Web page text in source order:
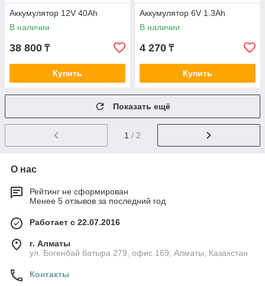
Аккумулятор 12V 40Ah
В наличии
38 800 ₸
Купить
Аккумулятор 6V 1.3Ah
В наличии
4 270 ₸
Купить
Показать ещё
1 / 2
О нас
Рейтинг не сформирован
Менее 5 отзывов за последний год
Работает с 22.07.2016
г. Алматы
ул. Богенбай батыра 279, офис 169, Алматы, Казахстан
Контакты